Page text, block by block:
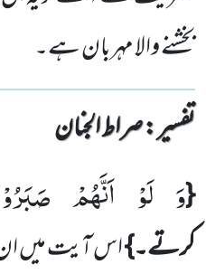
بخشنے والا مہربان ہے۔
تفسیر : ‎صراط الجنان
{وَ لَوْ اَنَّهُمْ
کرتے۔}اس آیت میں ان